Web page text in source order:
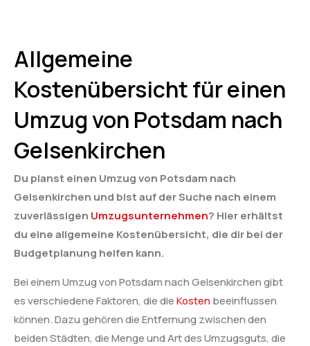
Allgemeine
Kostenübersicht für einen
Umzug von Potsdam nach
Gelsenkirchen
Du planst einen Umzug von Potsdam nach
Gelsenkirchen und bist auf der Suche nach einem
zuverlässigen Umzugsunternehmen? Hier erhältst
du eine allgemeine Kostenübersicht, die dir bei der
Budgetplanung helfen kann.
Bei einem Umzug von Potsdam nach Gelsenkirchen gibt
es verschiedene Faktoren, die dieKostenbeeinflussen
können. Dazu gehören die Entfernung zwischen den
beiden Städten, die Menge und Art des Umzugsguts, die